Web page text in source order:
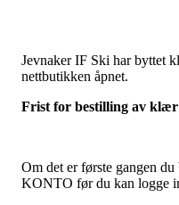
Jevnaker IF Ski har byttet
nettbutikken åpnet.
Frist for bestilling av klær
Om det er første gangen
KONTO før du kan logge